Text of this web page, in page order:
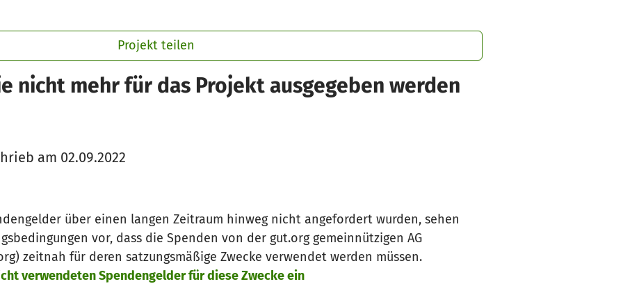
Projekt teilen
nicht mehr für das Projekt ausgegeben werden
am 02.09.2022
über einen langen Zeitraum hinweg nicht angefordert wurden, sehen
vor, dass die Spenden von der gut.org gemeinnützigen AG
zeitnah für deren satzungsmäßige Zwecke verwendet werden müssen.
verwendeten Spendengelder für diese Zwecke ein